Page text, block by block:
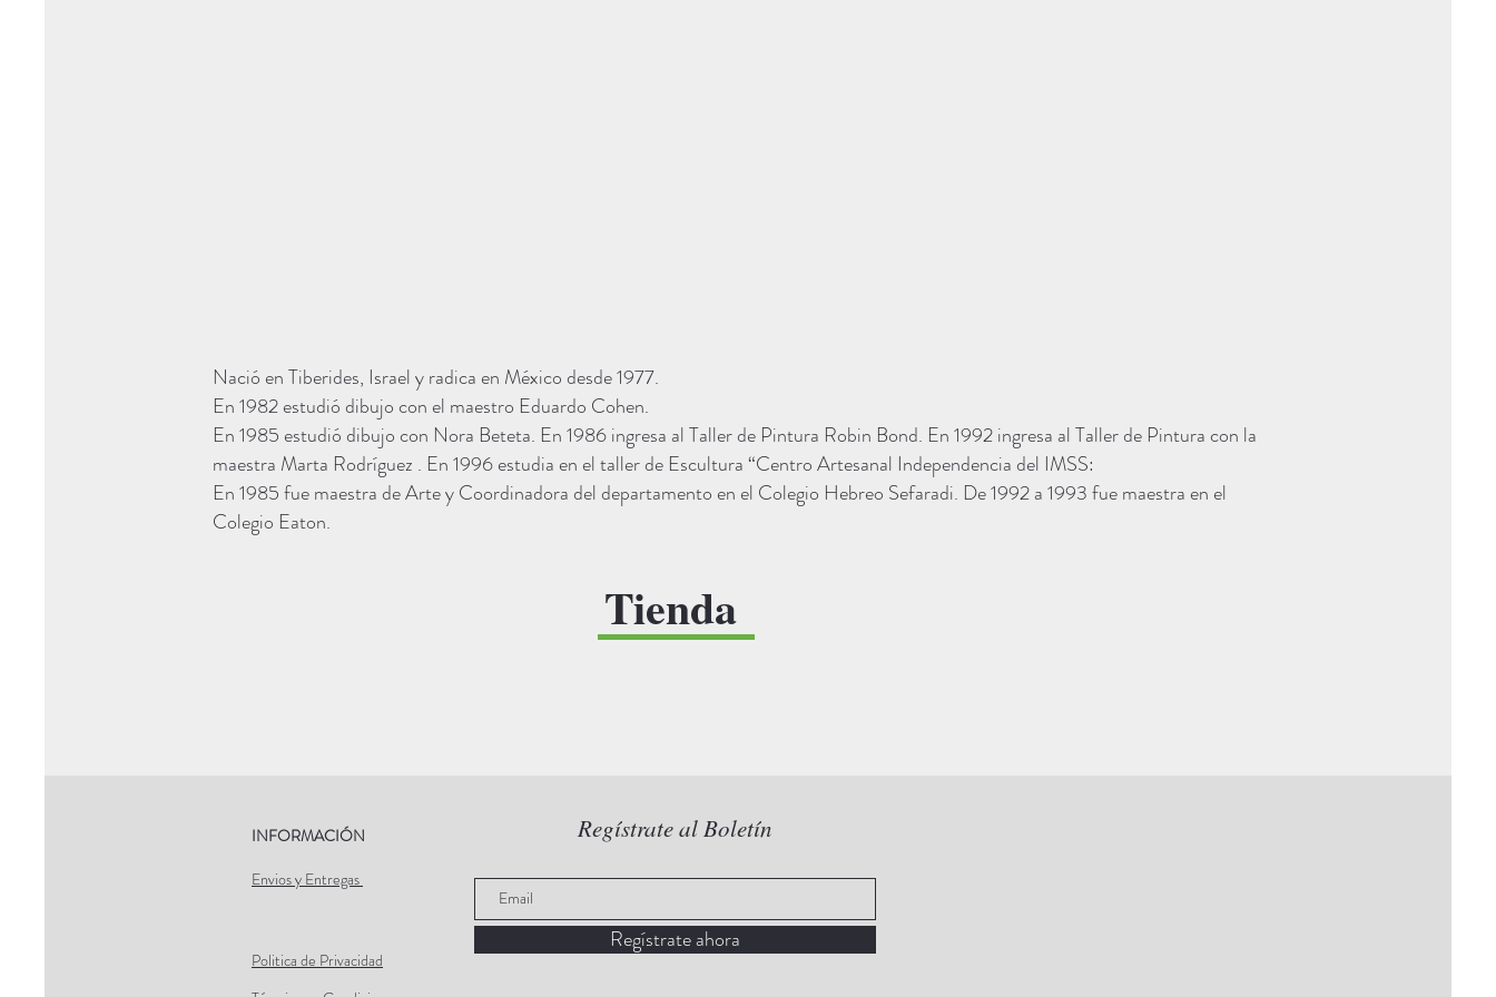
Nació en Tiberides, Israel y radica en México desde 1977.
En 1982 estudió dibujo con el maestro Eduardo Cohen.
En 1985 estudió dibujo con Nora Beteta. En 1986 ingresa al Taller de Pintura Robin Bond. En 1992 ingresa al Taller de Pintura con la
maestra Marta Rodríguez . En 1996 estudia en el taller de Escultura “Centro Artesanal Independencia del IMSS:
En 1985 fue maestra de Arte y Coordinadora del departamento en el Colegio Hebreo Sefaradi. De 1992 a 1993 fue maestra en el
Colegio Eaton.
Tienda
INFORMACIÓN
Envios y Entregas
Regístrate al Boletín
Regístrate ahora
Politica de Privacidad